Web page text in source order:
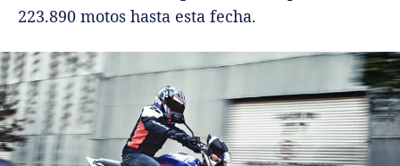
223.890‎ motos hasta esta fecha.